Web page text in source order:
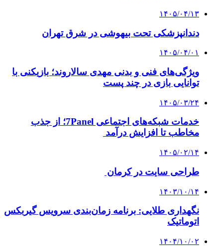
۱۴۰۵/۰۴/۱۳
دندانپزشکی تحت بیهوشی در شرق تهران
۱۴۰۵/۰۴/۰۱
ویژگی‌های فنی و بدنی مهدی سالاروند؛ بازیکنی با
توانایی بازی در چند پست
۱۴۰۵/۰۳/۲۴
خدمات شبکه‌های اجتماعی 7Panel؛ از جذب
مخاطب تا افزایش درآمد
۱۴۰۵/۰۲/۱۴
طراحی سایت در کرمان
۱۴۰۳/۱۰/۱۴
نگهداری طلایی: برنامه زمان‌بندی سرویس گیربکس
اتوماتیک
۱۴۰۴/۱۰/۰۲